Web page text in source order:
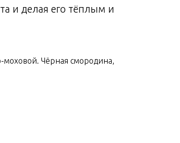
и делая его тёплым и
Чёрная смородина,